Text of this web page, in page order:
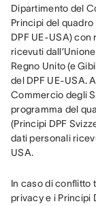
Dipartimento del
Principi del
DPF UE-USA)
ricevuti
Regno Unito (e
del DPF UE-USA.
Commercio degli
programma del
(Principi DPF
dati personali
USA.
In caso di conflitto
privacy e i Principi